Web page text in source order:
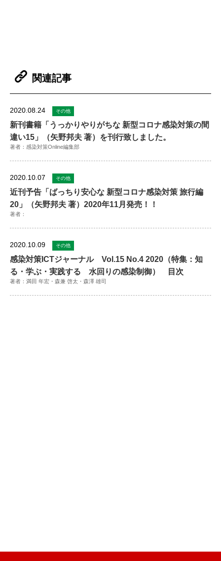
関連記事
2020.08.24 その他
新刊書籍「うっかりやりがちな 新型コロナ感染対策の間
違い15」（矢野邦夫 著）を刊行致しました。
著者：感染対策Online編集部
2020.10.07 その他
近刊予告「ばっちり安心な 新型コロナ感染対策 旅行編
20」（矢野邦夫 著）2020年11月発売！！
著者：
2020.10.09 その他
感染対策ICTジャーナル Vol.15 No.4 2020（特集：知
る・学ぶ・実践する 水回りの感染制御） 目次
著者：満田 年宏・森兼 啓太・森澤 雄司